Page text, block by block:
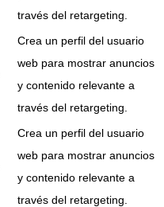
través del retargeting.
Crea un perfil del usuario
web para mostrar anuncios
y contenido relevante a
través del retargeting.
Crea un perfil del usuario
web para mostrar anuncios
y contenido relevante a
través del retargeting.